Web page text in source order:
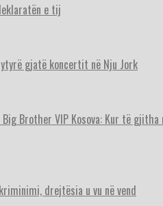
e tij
gjatë koncertit në Nju Jork
Brother VIP Kosova: Kur të
drejtësia u vu në vend